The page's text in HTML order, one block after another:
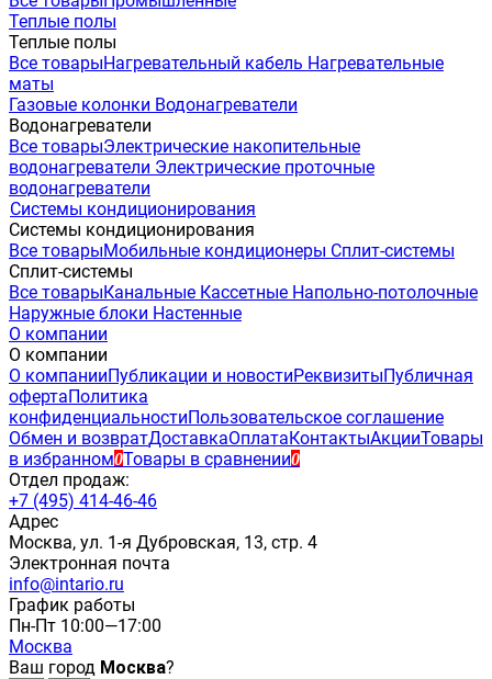
Теплые полы
Теплые полы
Все товарыНагревательный кабель Нагревательные
маты
Газовые колонки Водонагреватели
Водонагреватели
Все товарыЭлектрические накопительные
водонагреватели Электрические проточные
водонагреватели
Системы кондиционирования
Системы кондиционирования
Все товарыМобильные кондиционеры Сплит-системы
Сплит-системы
Все товарыКанальные Кассетные Напольно-потолочные
Наружные блоки Настенные
О компании
О компании
О компанииПубликации и новостиРеквизитыПубличная
офертаПолитика
конфиденциальностиПользовательское соглашение
Обмен и возвратДоставкаОплатаКонтактыАкцииТовары
в избранном0Товары в сравнении0
Отдел продаж:
+7 (495) 414-46-46
Адрес
Москва, ул. 1-я Дубровская, 13, стр. 4
Электронная почта
info@intario.ru
График работы
Пн-Пт 10:00—17:00
Москва
Ваш город Москва?